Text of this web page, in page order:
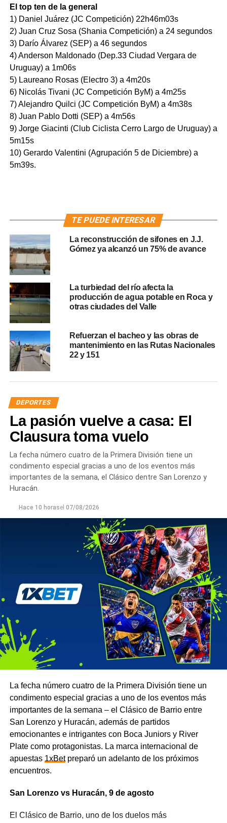
El top ten de la general
1) Daniel Juárez (JC Competición) 22h46m03s
2) Juan Cruz Sosa (Shania Competición) a 24 segundos
3) Darío Álvarez (SEP) a 46 segundos
4) Anderson Maldonado (Dep.33 Ciudad Vergara de
Uruguay) a 1m06s
5) Laureano Rosas (Electro 3) a 4m20s
6) Nicolás Tivani (JC Competición ByM) a 4m25s
7) Alejandro Quilci (JC Competición ByM) a 4m38s
8) Juan Pablo Dotti (SEP) a 4m56s
9) Jorge Giacinti (Club Ciclista Cerro Largo de Uruguay) a
5m15s
10) Gerardo Valentini (Agrupación 5 de Diciembre) a
5m39s.
TE PUEDE INTERESAR
La reconstrucción de sifones en J.J.
Gómez ya alcanzó un 75% de avance
La turbiedad del río afecta la
producción de agua potable en Roca y
otras ciudades del Valle
Refuerzan el bacheo y las obras de
mantenimiento en las Rutas Nacionales
22 y 151
DEPORTES
La pasión vuelve a casa: El
Clausura toma vuelo
La fecha número cuatro de la Primera División tiene un
condimento especial gracias a uno de los eventos más
importantes de la semana, el Clásico dentre San Lorenzo y
Huracán.
Hace 10 horasel 07/08/2026
La fecha número cuatro de la Primera División tiene un
condimento especial gracias a uno de los eventos más
importantes de la semana – el Clásico de Barrio entre
San Lorenzo y Huracán, además de partidos
emocionantes e intrigantes con Boca Juniors y River
Plate como protagonistas. La marca internacional de
apuestas 1xBetpreparó un adelanto de los próximos
encuentros.
San Lorenzo vs Huracán, 9 de agosto
El Clásico de Barrio, uno de los duelos más